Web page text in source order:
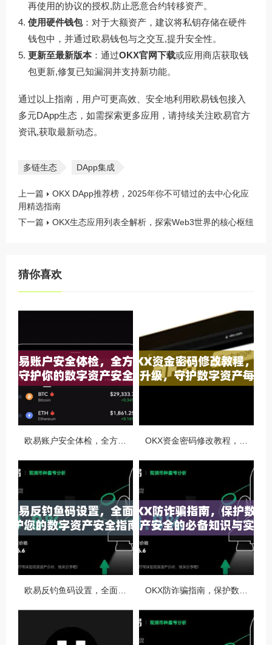
再使用的协议的授权,防止恶意合约转移资产。
使用硬件钱包：对于大额资产，建议将私钥存储在硬件
钱包中，并通过欧易钱包与之交互,提升安全性。
更新至最新版本：通过OKX官网下载或应用商店获取钱
包更新,修复已知漏洞并支持新功能。
通过以上指南，用户可更高效、安全地利用欧易钱包接入
多元DApp生态，如需探索更多应用，请持续关注欧易官方
资讯,获取最新动态。
多链生态 DApp集成
上一篇
OKX DApp推荐榜，2025年你不可错过的去中心化应
用精选指南
下一篇
OKX生态应用列表全解析，探索Web3世界的核心枢纽
猜你喜欢